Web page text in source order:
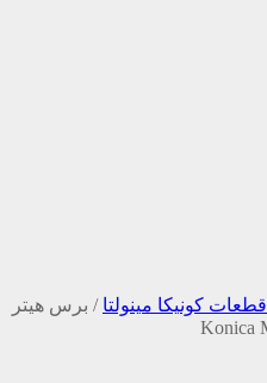
قطعات کونیکا مینولتا / برس هیتر